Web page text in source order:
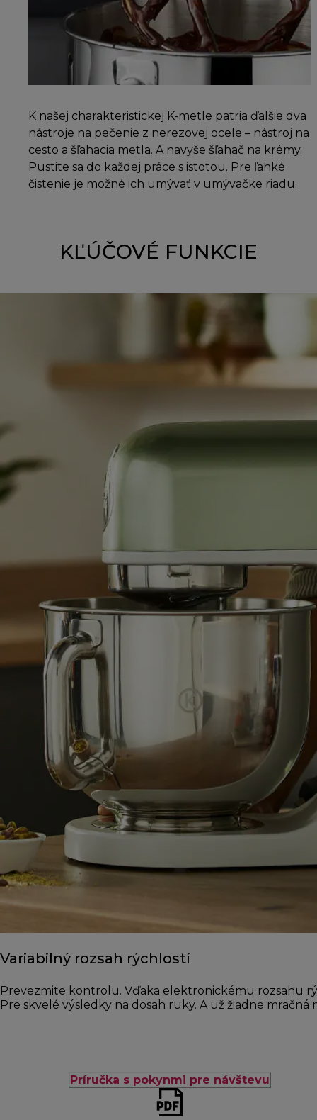
K našej charakteristickej K-metle patria ďalšie dva
nástroje na pečenie z nerezovej ocele – nástroj na
cesto a šľahacia metla. A navyše šľahač na krémy.
Pustite sa do každej práce s istotou. Pre ľahké
čistenie je možné ich umývať v umývačke riadu.
KĽÚČOVÉ FUNKCIE
Variabilný rozsah rýchlostí
Prevezmite kontrolu. Vďaka elektronickému rozsahu
Pre skvelé výsledky na dosah ruky. A už žiadne mračná
Príručka s pokynmi pre návštevu